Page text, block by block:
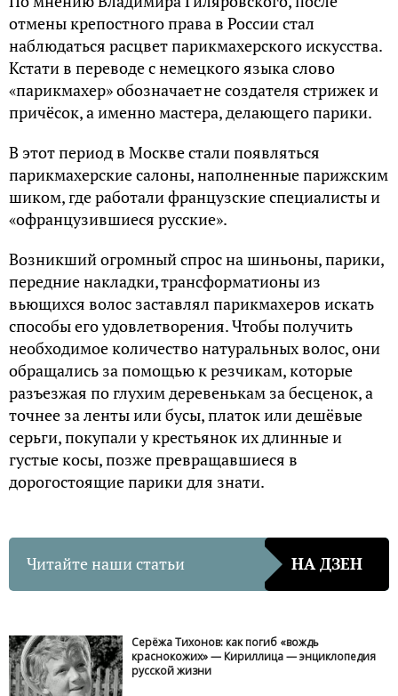
отмены крепостного права в России стал
наблюдаться расцвет парикмахерского искусства.
Кстати в переводе с немецкого языка слово
«парикмахер» обозначает не создателя стрижек и
причёсок, а именно мастера, делающего парики.
В этот период в Москве стали появляться
парикмахерские салоны, наполненные парижским
шиком, где работали французские специалисты и
«офранцузившиеся русские».
Возникший огромный спрос на шиньоны, парики,
передние накладки, трансформатионы из
вьющихся волос заставлял парикмахеров искать
способы его удовлетворения. Чтобы получить
необходимое количество натуральных волос, они
обращались за помощью к резчикам, которые
разъезжая по глухим деревенькам за бесценок, а
точнее за ленты или бусы, платок или дешёвые
серьги, покупали у крестьянок их длинные и
густые косы, позже превращавшиеся в
дорогостоящие парики для знати.
Читайте наши статьи НА ДЗЕН
Серёжа Тихонов: как погиб «вождь
краснокожих» — Кириллица — энциклопедия
русской жизни